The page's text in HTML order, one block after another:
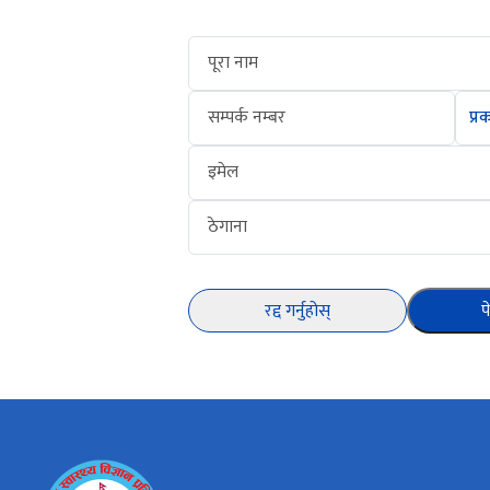
पूरा नाम
सम्पर्क नम्बर
इमेल
ठेगाना
रद्द गर्नुहोस्